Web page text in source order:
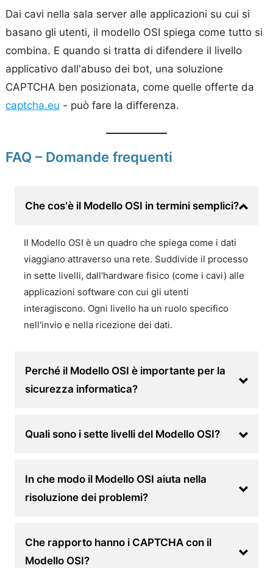
Dai cavi nella sala server alle applicazioni su cui si
basano gli utenti, il modello OSI spiega come tutto si
combina. E quando si tratta di difendere il livello
applicativo dall'abuso dei bot, una soluzione
CAPTCHA ben posizionata, come quelle offerte da
captcha.eu - può fare la differenza.
FAQ – Domande frequenti
Che cos'è il Modello OSI in termini semplici?
Il Modello OSI è un quadro che spiega come i dati
viaggiano attraverso una rete. Suddivide il processo
in sette livelli, dall'hardware fisico (come i cavi) alle
applicazioni software con cui gli utenti
interagiscono. Ogni livello ha un ruolo specifico
nell'invio e nella ricezione dei dati.
Perché il Modello OSI è importante per la
sicurezza informatica?
Quali sono i sette livelli del Modello OSI?
In che modo il Modello OSI aiuta nella
risoluzione dei problemi?
Che rapporto hanno i CAPTCHA con il
Modello OSI?